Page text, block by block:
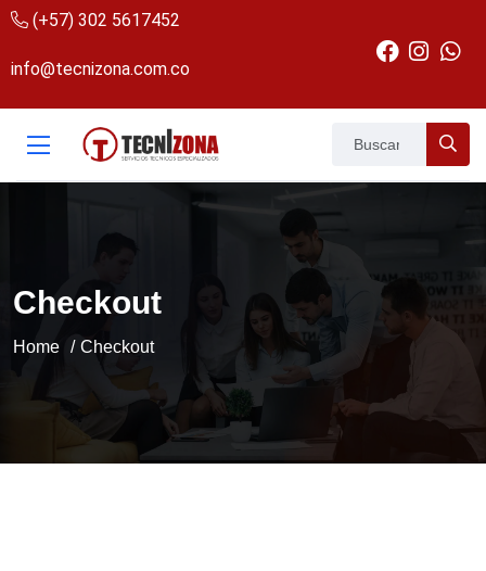
(+57) 302 5617452
info@tecnizona.com.co
Checkout
Home Checkout